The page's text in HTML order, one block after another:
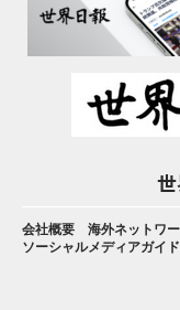
会社概要 海外ネットワ
ソーシャルメディアガイ